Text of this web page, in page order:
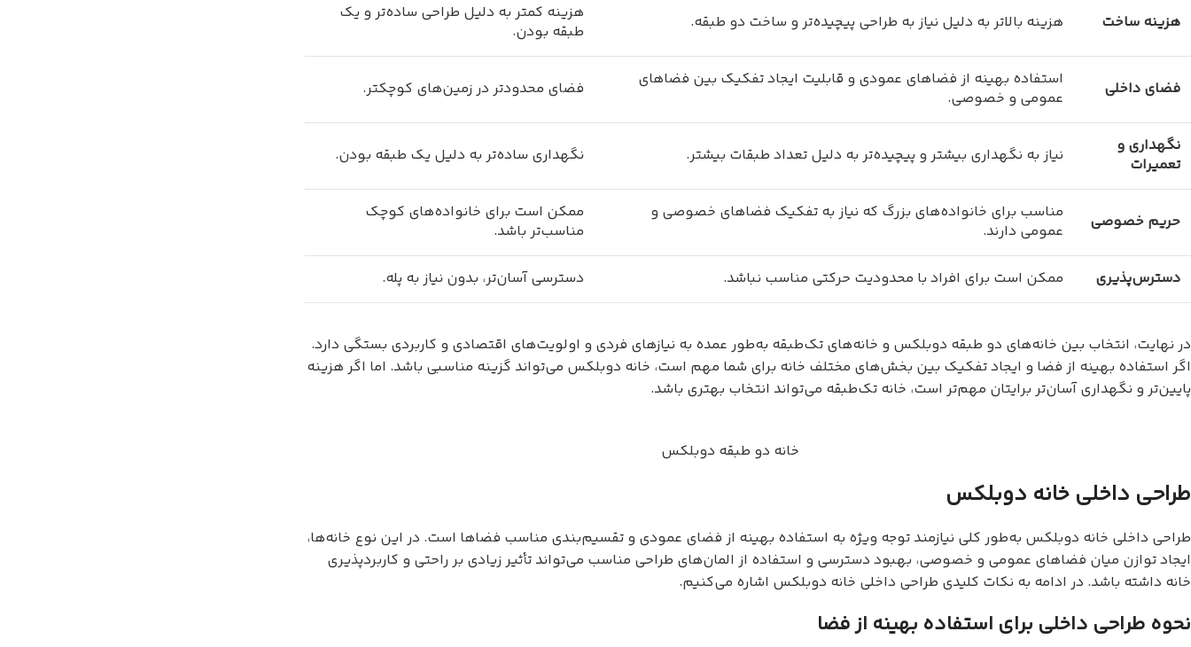
هزینه ساخت هزینه بالاتر به دلیل نیاز به طراحی پیچیده‌تر و ساخت دو طبقه.
هزینه کمتر به دلیل طراحی ساده‌تر و یک
طبقه بودن.
فضای داخلی
استفاده بهینه از فضاهای عمودی و قابلیت ایجاد تفکیک بین فضاهای
عمومی و خصوصی.
فضای محدودتر در زمین‌های کوچکتر.
نگهداری و
تعمیرات
نیاز به نگهداری بیشتر و پیچیده‌تر به دلیل تعداد طبقات بیشتر. نگهداری ساده‌تر به دلیل یک طبقه بودن.
حریم خصوصی
مناسب برای خانواده‌های بزرگ که نیاز به تفکیک فضاهای خصوصی و
عمومی دارند.
ممکن است برای خانواده‌های کوچک
مناسب‌تر باشد.
دسترس‌پذیری ممکن است برای افراد با محدودیت حرکتی مناسب نباشد. دسترسی آسان‌تر، بدون نیاز به پله.
در نهایت، انتخاب بین خانه‌های دو طبقه دوبلکس و خانه‌های تک‌طبقه به‌طور عمده به نیازهای فردی و اولویت‌های اقتصادی و کاربردی بستگی دارد.
اگر استفاده بهینه از فضا و ایجاد تفکیک بین بخش‌های مختلف خانه برای شما مهم است، خانه دوبلکس می‌تواند گزینه مناسبی باشد. اما اگر هزینه
پایین‌تر و نگهداری آسان‌تر برایتان مهم‌تر است، خانه تک‌طبقه می‌تواند انتخاب بهتری باشد.
خانه دو طبقه دوبلکس
طراحی داخلی خانه دوبلکس
طراحی داخلی خانه دوبلکس به‌طور کلی نیازمند توجه ویژه به استفاده بهینه از فضای عمودی و تقسیم‌بندی مناسب فضاها است. در این نوع خانه‌ها،
ایجاد توازن میان فضاهای عمومی و خصوصی، بهبود دسترسی و استفاده از المان‌های طراحی مناسب می‌تواند تأثیر زیادی بر راحتی و کاربردپذیری
خانه داشته باشد. در ادامه به نکات کلیدی طراحی داخلی خانه دوبلکس اشاره می‌کنیم.
نحوه طراحی داخلی برای استفاده بهینه از فضا